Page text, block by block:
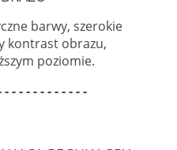
barwy, szerokie
kontrast obrazu,
poziomie.
- - - - - - - - - - - -